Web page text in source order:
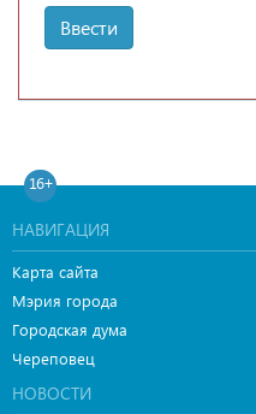
Ввести
16+
НАВИГАЦИЯ
Карта сайта
Мэрия города
Городская дума
Череповец
НОВОСТИ